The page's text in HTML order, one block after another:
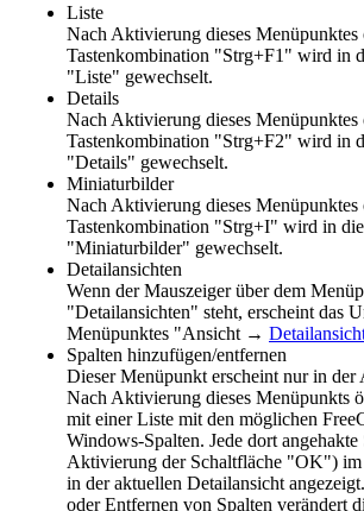
Liste
Nach Aktivierung dieses Menüpunktes
Tastenkombination "Strg+F1" wird in
"Liste" gewechselt.
Details
Nach Aktivierung dieses Menüpunktes
Tastenkombination "Strg+F2" wird in
"Details" gewechselt.
Miniaturbilder
Nach Aktivierung dieses Menüpunktes
Tastenkombination "Strg+I" wird in
"Miniaturbilder" gewechselt.
Detailansichten
Wenn der Mauszeiger über dem
"Detailansichten" steht, erscheint das
Menüpunktes "Ansicht →
Spalten hinzufügen/entfernen
Dieser Menüpunkt erscheint nur in
Nach Aktivierung dieses Menüpunkts
mit einer Liste mit den möglichen
Windows-Spalten. Jede dort
Aktivierung der Schaltfläche "OK") im
in der aktuellen Detailansicht
oder Entfernen von Spalten verändert